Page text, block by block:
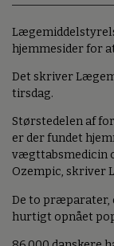
hjemmesider for
Det skriver
tirsdag.
Størstedelen af
er der fundet
vægttabsmedicin
Ozempic, skriver
De to præparater,
hurtigt opnået